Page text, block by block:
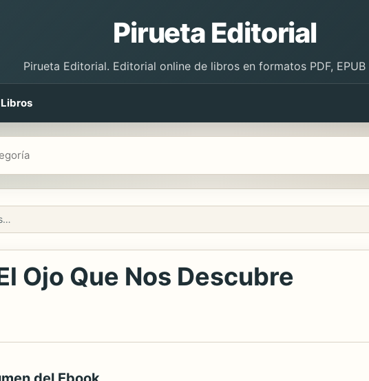
Pirueta Editorial
Pirueta Editorial. Editorial online de libros en formatos PDF, EPUB
José Watanabe: El Ojo Que Nos Descubre
Ojo Que Nos Descubre